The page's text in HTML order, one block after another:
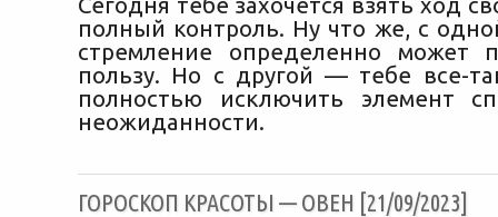
полный контроль. Ну что же, с
стремление определенно может
пользу. Но с другой — тебе все-
полностью исключить элемент
неожиданности.
ГОРОСКОП КРАСОТЫ — ОВЕН [21/09/2023]